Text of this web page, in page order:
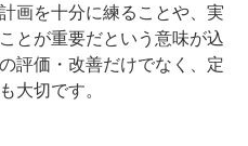
画を十分に練ることや、実
とが重要だという意味が込
評価・改善だけでなく、定
大切です。